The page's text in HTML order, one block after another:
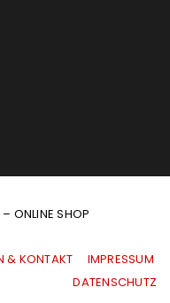
ONLINE SHOP
& KONTAKT
IMPRESSUM
|DATENSCHUTZ